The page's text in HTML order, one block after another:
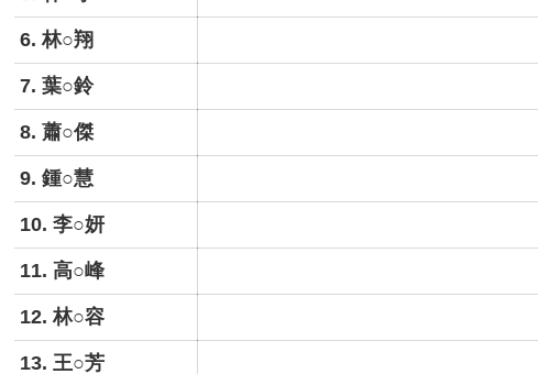
6. 林○翔
7. 葉○鈴
8. 蕭○傑
9. 鍾○慧
10. 李○妍
11. 高○峰
12. 林○容
13. 王○芳